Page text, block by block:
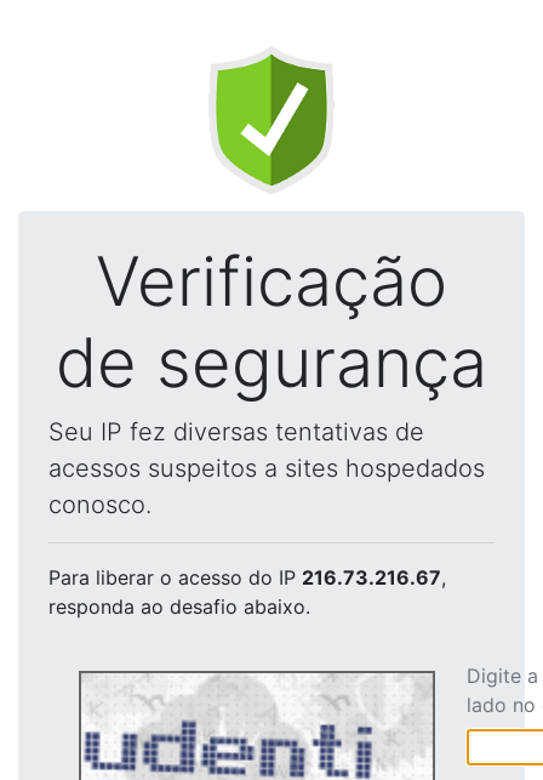
Verificação
de segurança
Seu IP fez diversas tentativas de
acessos suspeitos a sites hospedados
conosco.
Para liberar o acesso do IP 216.73.216.67,
responda ao desafio abaixo.
Digite
lado no